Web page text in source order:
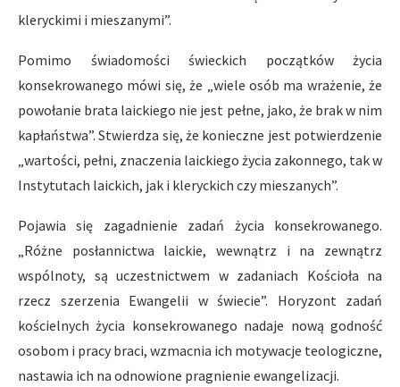
kleryckimi i mieszanymi”.
Pomimo świadomości świeckich początków życia
konsekrowanego mówi się, że „wiele osób ma wrażenie, że
powołanie brata laickiego nie jest pełne, jako, że brak w nim
kapłaństwa”. Stwierdza się, że konieczne jest potwierdzenie
„wartości, pełni, znaczenia laickiego życia zakonnego, tak w
Instytutach laickich, jak i kleryckich czy mieszanych”.
Pojawia się zagadnienie zadań życia konsekrowanego.
„Różne posłannictwa laickie, wewnątrz i na zewnątrz
wspólnoty, są uczestnictwem w zadaniach Kościoła na
rzecz szerzenia Ewangelii w świecie”. Horyzont zadań
kościelnych życia konsekrowanego nadaje nową godność
osobom i pracy braci, wzmacnia ich motywacje teologiczne,
nastawia ich na odnowione pragnienie ewangelizacji.